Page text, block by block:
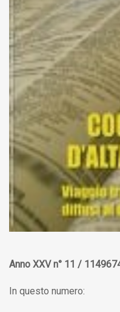
Anno XXV n° 11 /
In questo numero: